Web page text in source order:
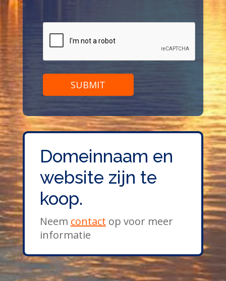
Domeinnaam en
website zijn te
koop.
Neem contact op voor meer
informatie